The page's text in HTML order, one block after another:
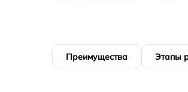
Преимущества Этапы